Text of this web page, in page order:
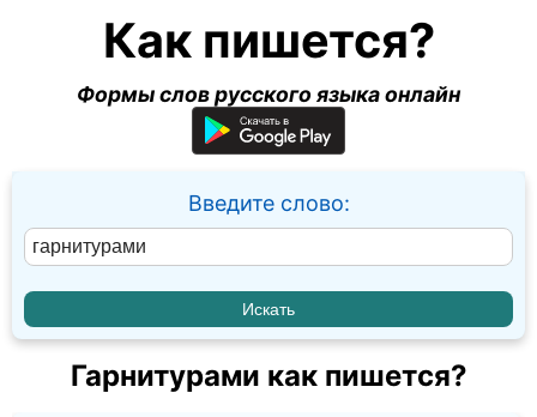
Как пишется?
Формы слов русского языка онлайн
Введите слово:
Гарнитурами как пишется?